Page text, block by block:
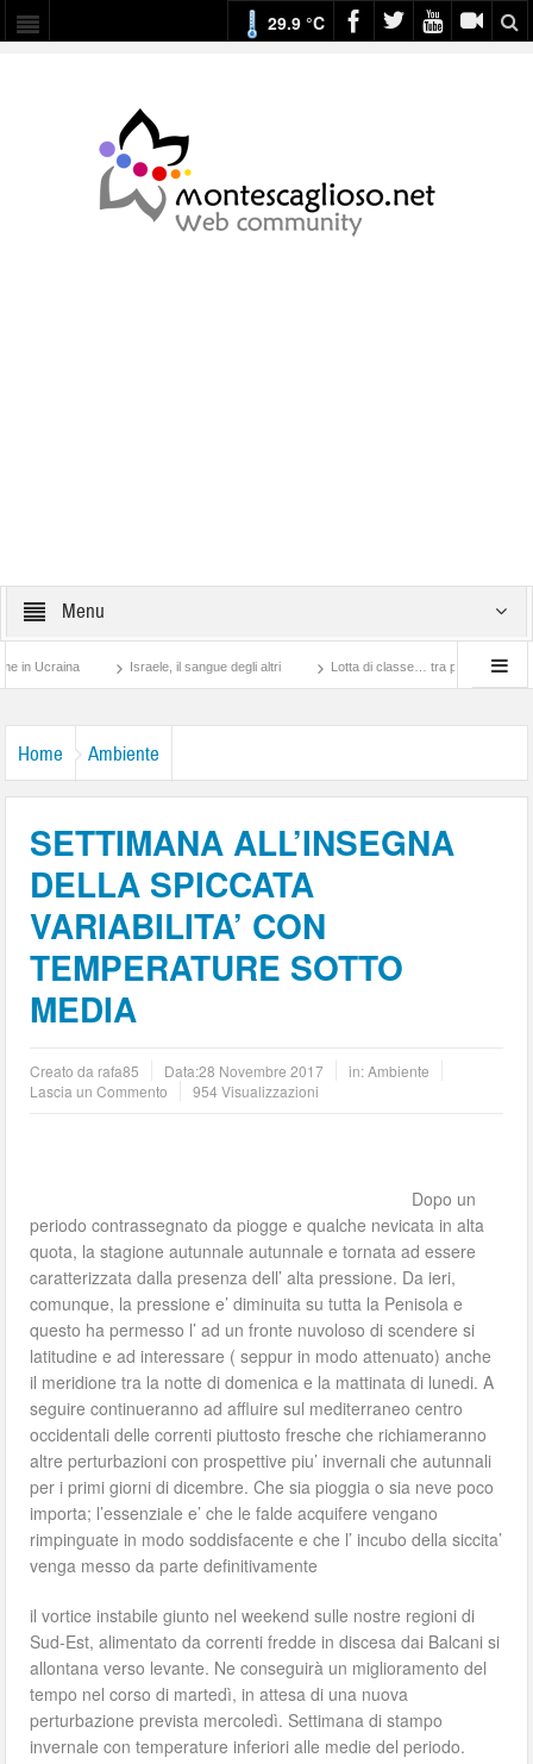
29.9 °C
Menu
Israele, il sangue degli altri Lotta di classe… tra preti e frati
Home Ambiente
SETTIMANA ALL’INSEGNA
DELLA SPICCATA
VARIABILITA’ CON
TEMPERATURE SOTTO
MEDIA
Creato da rafa85 Data:28 Novembre 2017 in:Ambiente
Lascia un Commento
954 Visualizzazioni
Dopo un
periodo contrassegnato da piogge e qualche nevicata in alta
quota, la stagione autunnale autunnale e tornata ad essere
caratterizzata dalla presenza dell’ alta pressione. Da ieri,
comunque, la pressione e’ diminuita su tutta la Penisola e
questo ha permesso l’ ad un fronte nuvoloso di scendere si
latitudine e ad interessare ( seppur in modo attenuato) anche
il meridione tra la notte di domenica e la mattinata di lunedi. A
seguire continueranno ad affluire sul mediterraneo centro
occidentali delle correnti piuttosto fresche che richiameranno
altre perturbazioni con prospettive piu’ invernali che autunnali
per i primi giorni di dicembre. Che sia pioggia o sia neve poco
importa; l’essenziale e’ che le falde acquifere vengano
rimpinguate in modo soddisfacente e che l’ incubo della siccita’
venga messo da parte definitivamente
il vortice instabile giunto nel weekend sulle nostre regioni di
Sud-Est, alimentato da correnti fredde in discesa dai Balcani si
allontana verso levante. Ne conseguirà un miglioramento del
tempo nel corso di martedì, in attesa di una nuova
perturbazione prevista mercoledì. Settimana di stampo
invernale con temperature inferiori alle medie del periodo.